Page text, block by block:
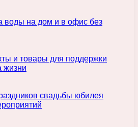
воды на дом и в офис без
и товары для поддержки
жизни
свадьбы юбилея